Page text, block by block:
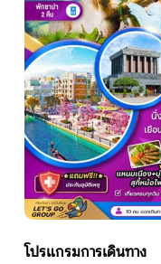
หน้าแรก
ทัวร์ต่างประเทศ
จัดกรุ๊ปต่างประเทศ
โปรไฟไหม้
ทัวร์ในประเทศ
จัดกรุ๊ปในประเทศ
โปรแกรมการเดินทาง